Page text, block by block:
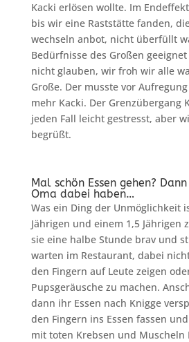
Kacki erlösen wollte. Im
bis wir eine Raststätte fanden,
wechseln anbot, nicht überfüllt
Bedürfnisse des Großen
nicht glauben, wir froh wir alle
Große. Der musste vor
mehr Kacki. Der Grenzübergang
jeden Fall leicht gestresst, aber
begrüßt.
Mal schön Essen gehen?
Oma dabei haben…
Was ein Ding der Unmöglichkeit
Jährigen und einem 1,5 Jährigen
sie eine halbe Stunde brav und
warten im Restaurant, dabei
den Fingern auf Leute zeigen
Pupsgeräusche zu machen.
dann ihr Essen nach Knigge
den Fingern ins Essen fassen
mit toten Krebsen und Muscheln